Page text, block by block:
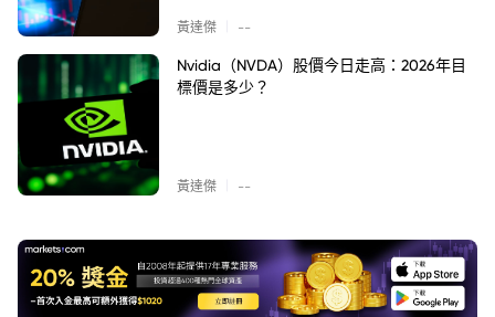
黃達傑 --
Nvidia（NVDA）股價今日走高：2026年目
標價是多少？
黃達傑 --